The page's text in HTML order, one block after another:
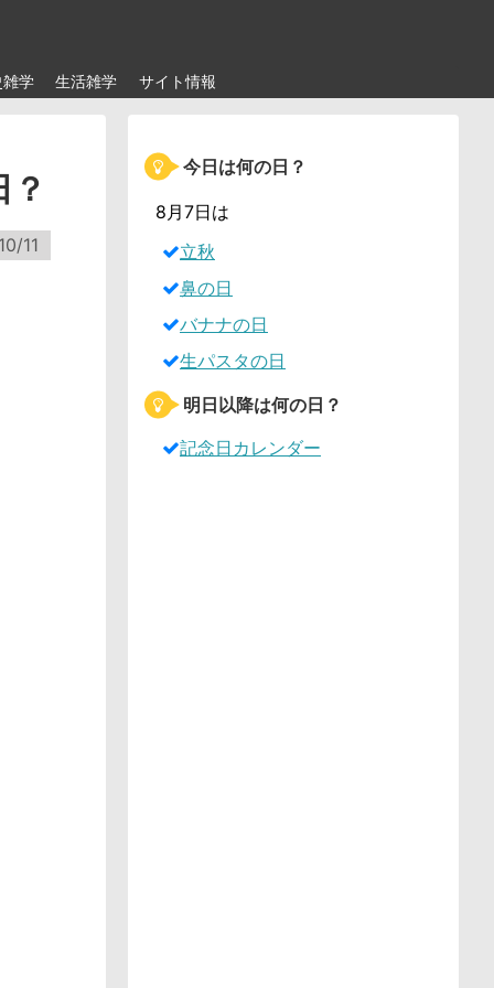
学 生活雑学 サイト情報
11
今日は何の日？
8月7日は
立秋
鼻の日
バナナの日
生パスタの日
明日以降は何の日？
記念日カレンダー